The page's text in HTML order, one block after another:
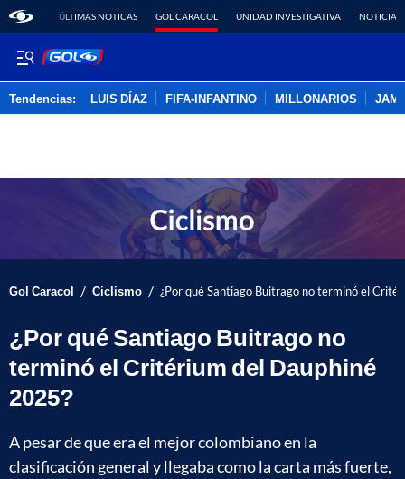
ÚLTIMAS NOTICAS GOL CARACOL UNIDAD INVESTIGATIVA NOTICIAS
Tendencias: LUIS DÍAZ FIFA-INFANTINO MILLONARIOS
Gol Caracol / Ciclismo / ¿Por qué Santiago Buitrago no terminó el
¿Por qué Santiago Buitrago no
terminó el Critérium del Dauphiné
2025?
A pesar de que era el mejor colombiano en la
clasificación general y llegaba como la carta más fuerte,